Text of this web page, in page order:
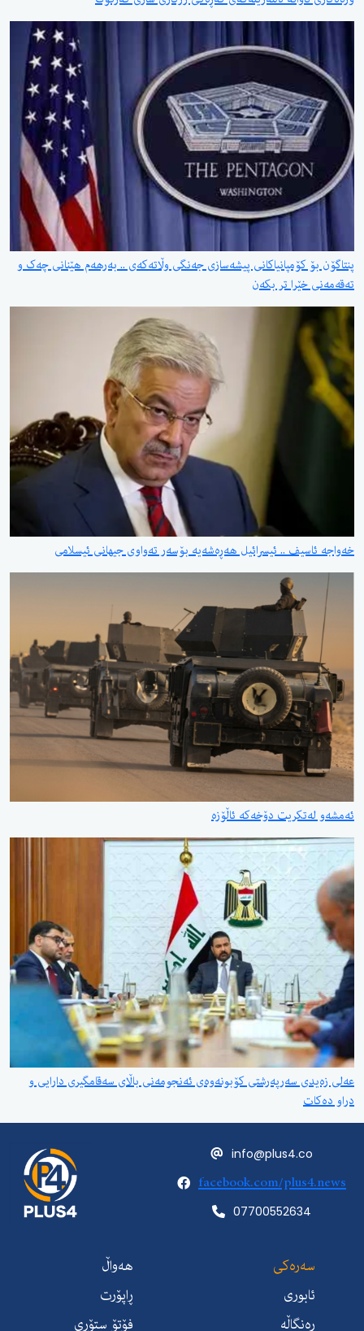
پنتاگۆن بۆ کۆمپانیاکانی پیشەسازی جەنگی وڵاتەکەی .. بەرهەم هێنانی چەک و
تەقەمەنی خێرا تر بکەن
خەواجە ئاسیف .. ئیسرائیل هەڕەشەیە بۆسەر تەواوی جیهانی ئیسلامی
ئەمشەو لەتکریت دۆخەکە ئاڵۆزە
عەلی زەیدی سەرپەرشتی کۆبونەوەی ئەنجومەنی باڵای سەقامگیری دارایی و
دراو دەکات
info@plus4.co
facebook.com/plus4.news
07700552634
سەرەکی
هەواڵ
ئابوری
ڕاپۆرت
ڕەنگاڵە
فۆتۆ ستۆری